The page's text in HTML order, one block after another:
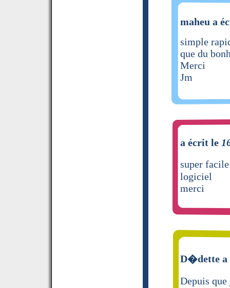
maheu a
simple
que du
Merci
Jm
a écrit le
super
logiciel
merci
D�dette
Depuis